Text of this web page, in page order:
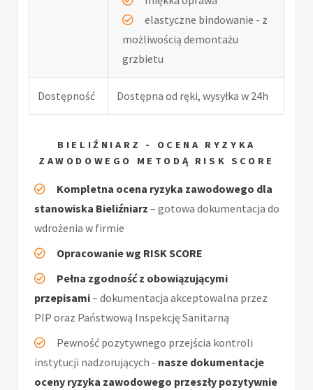
elastyczne bindowanie - z
możliwością demontażu
grzbietu
Dostępność Dostępna od ręki, wysyłka w 24h
BIELIŹNIARZ - OCENA RYZYKA
ZAWODOWEGO METODĄ RISK SCORE
Kompletna ocena ryzyka zawodowego dla
stanowiska Bieliźniarz – gotowa dokumentacja do
wdrożenia w firmie
Opracowanie wg RISK SCORE
Pełna zgodność z obowiązującymi
przepisami– dokumentacja akceptowalna przez
PIP oraz Państwową Inspekcję Sanitarną
Pewność pozytywnego przejścia kontroli
instytucji nadzorujących - nasze dokumentacje
oceny ryzyka zawodowego przeszły pozytywnie